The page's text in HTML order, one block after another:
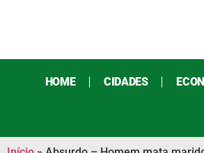
HOME CIDADES